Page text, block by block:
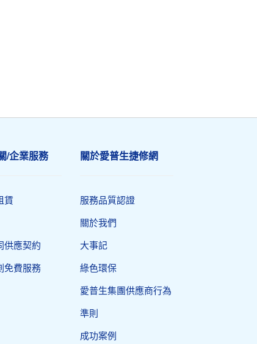
/企業服務
賃
供應契約
免費服務
關於愛普生捷修網
服務品質認證
關於我們
大事記
綠色環保
愛普生集團供應商行為
準則
成功案例